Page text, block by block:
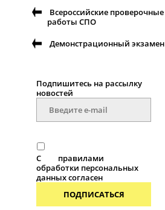
Всероссийские проверочные
работы СПО
Демонстрационный экзамен
Подпишитесь на рассылку
новостей
С
правилами
обработки персональных
данных согласен
ПОДПИСАТЬСЯ